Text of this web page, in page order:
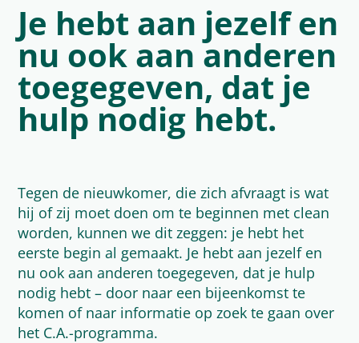
Je hebt aan jezelf en
nu ook aan anderen
toegegeven, dat je
hulp nodig hebt.
Tegen de nieuwkomer, die zich afvraagt is wat
hij of zij moet doen om te beginnen met clean
worden, kunnen we dit zeggen: je hebt het
eerste begin al gemaakt. Je hebt aan jezelf en
nu ook aan anderen toegegeven, dat je hulp
nodig hebt – door naar een bijeenkomst te
komen of naar informatie op zoek te gaan over
het C.A.-programma.